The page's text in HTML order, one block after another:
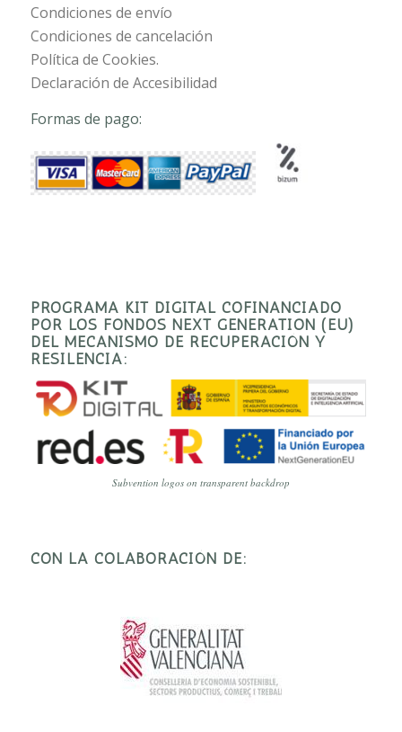
Condiciones de envío
Condiciones de cancelación
Política de Cookies.
Declaración de Accesibilidad
Formas de pago:
PROGRAMA KIT DIGITAL COFINANCIADO
POR LOS FONDOS NEXT GENERATION (EU)
DEL MECANISMO DE RECUPERACIÓN Y
RESILENCIA:
Subvention logos on transparent backdrop
CON LA COLABORACIÓN DE: